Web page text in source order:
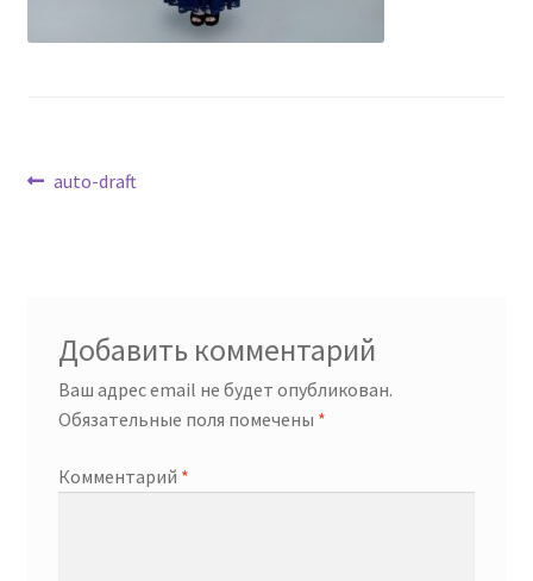
Навигация
Предыдущая
auto-draft
Добавить комментарий
Ваш адрес email не будет опубликован.
Обязательные поля помечены *
Комментарий *